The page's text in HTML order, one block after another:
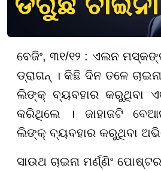
ବେଜିଂ, ୩୧/୧୨ : ଏଲନ
ଡ୍ରାଗନ୍ । କିଛି ଦିନ ତଳେ
ଲିଙ୍କ୍ ବ୍ୟବହାର କରୁଥିବା
କରିଥିଲେ । ଜାହାଜଟି
ଲିଙ୍କ୍ ବ୍ୟବହାର କରୁଥିବା
ସାଉଥ ଚାଇନା ମର୍ଣ୍ଣିଂ